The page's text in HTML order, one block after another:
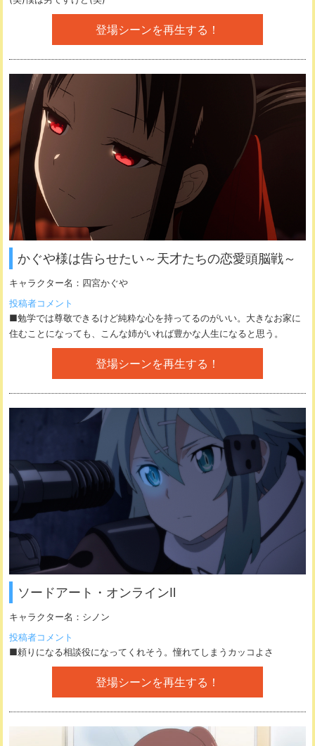
登場シーンを再生する！
かぐや様は告らせたい～天才たちの恋愛頭脳戦～
キャラクター名： 四宮かぐや
投稿者コメント
■勉学では尊敬できるけど純粋な心を持ってるのがいい。大きなお家に
住むことになっても、こんな姉がいれば豊かな人生になると思う。
登場シーンを再生する！
ソードアート・オンラインⅡ
キャラクター名： シノン
投稿者コメント
■頼りになる相談役になってくれそう。憧れてしまうカッコよさ
登場シーンを再生する！